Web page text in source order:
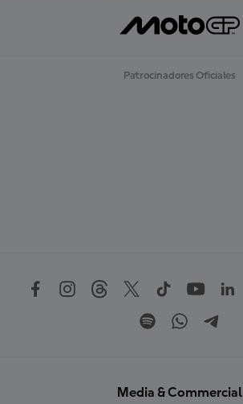
Patrocinadores Oficiales
Media & Commercial